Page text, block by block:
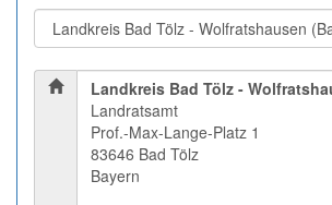
Landkreis Bad Tölz -
Landratsamt
Prof.-Max-Lange-Platz 1
83646 Bad Tölz
Bayern